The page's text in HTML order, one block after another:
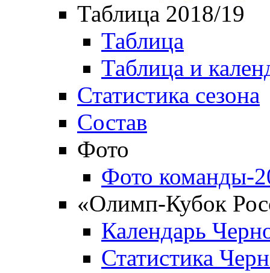
Таблица 2018/19
Таблица
Таблица и
Статистика сезона
Состав
Фото
Фото команды-
«Олимп-Кубок
Календарь
Статистика